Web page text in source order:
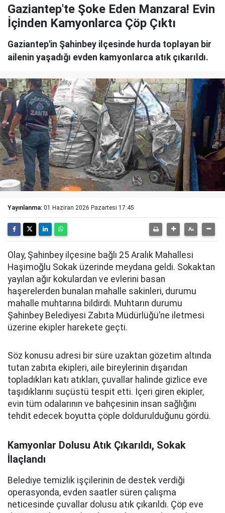
Gaziantep'te Şoke Eden Manzara! Evin
İçinden Kamyonlarca Çöp Çıktı
Gaziantep'in Şahinbey ilçesinde hurda toplayan bir
ailenin yaşadığı evden kamyonlarca atık çıkarıldı.
Yayınlanma: 01 Haziran 2026 Pazartesi 17:45
Olay, Şahinbey ilçesine bağlı 25 Aralık Mahallesi
Haşimoğlu Sokak üzerinde meydana geldi. Sokaktan
yayılan ağır kokulardan ve evlerini basan
haşerelerden bunalan mahalle sakinleri, durumu
mahalle muhtarına bildirdi. Muhtarın durumu
Şahinbey Belediyesi Zabıta Müdürlüğü’ne iletmesi
üzerine ekipler harekete geçti.
Söz konusu adresi bir süre uzaktan gözetim altında
tutan zabıta ekipleri, aile bireylerinin dışarıdan
topladıkları katı atıkları, çuvallar halinde gizlice eve
taşıdıklarını suçüstü tespit etti. İçeri giren ekipler,
evin tüm odalarının ve bahçesinin insan sağlığını
tehdit edecek boyutta çöple doldurulduğunu gördü.
Kamyonlar Dolusu Atık Çıkarıldı, Sokak
İlaçlandı
Belediye temizlik işçilerinin de destek verdiği
operasyonda, evden saatler süren çalışma
neticesinde çuvallar dolusu atık çıkarıldı. Çöp eve